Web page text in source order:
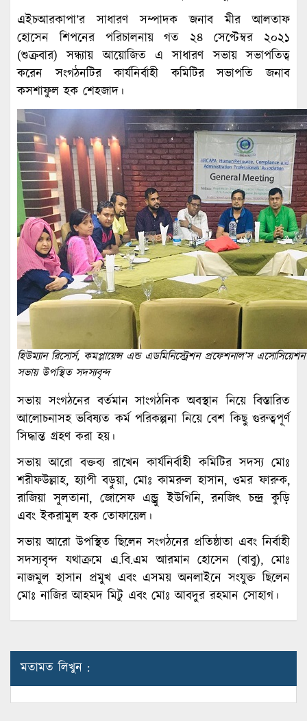
এইচআরকাপা’র সাধারণ সম্পাদক জনাব মীর আলতাফ
হোসেন শিপনের পরিচালনায় গত ২৪ সেপ্টেম্বর ২০২১
(শুক্রবার) সন্ধ্যায় আয়োজিত এ সাধারণ সভায় সভাপতিত্ব
করেন সংগঠনটির কার্যনির্বাহী কমিটির সভাপতি জনাব
কসশাফুল হক শেহজাদ।
হিউম্যান রিসোর্স, কমপ্লায়েন্স এন্ড এডমিনিস্ট্রেশন প্রফেশনাল’স
সভায় উপস্থিত সদস্যবৃন্দ
সভায় সংগঠনের বর্তমান সাংগঠনিক অবস্থান নিয়ে বিস্তারিত
আলোচনাসহ ভবিষ্যত কর্ম পরিকল্পনা নিয়ে বেশ কিছু গুরুত্বপূর্ণ
সিদ্ধান্ত গ্রহণ করা হয়।
সভায় আরো বক্তব্য রাখেন কার্যনির্বাহী কমিটির সদস্য মোঃ
শরীফউল্লাহ, হ্যাপী বড়ুয়া, মোঃ কামরুল হাসান, ওমর ফারুক,
রাজিয়া সুলতানা, জোসেফ এন্ড্রু ইউগিনি, রনজিৎ চন্দ্র কুড়ি
এবং ইকরামুল হক তোফায়েল।
সভায় আরো উপস্থিত ছিলেন সংগঠনের প্রতিষ্ঠাতা এবং নির্বাহী
সদস্যবৃন্দ যথাক্রমে এ.বি.এম আরমান হোসেন (বাবু), মোঃ
নাজমুল হাসান প্রমুখ এবং এসময় অনলাইনে সংযুক্ত ছিলেন
মোঃ নাজির আহমদ মিটু এবং মোঃ আবদুর রহমান সোহাগ।
মতামত লিখুন :